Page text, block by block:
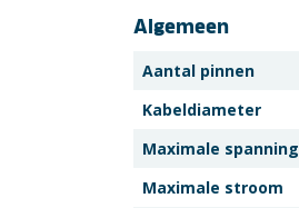
Algemeen
Aantal pinnen
Kabeldiameter
Maximale spanning
Maximale stroom